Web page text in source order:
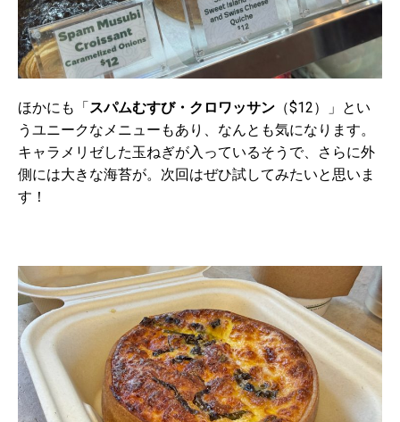
ほかにも「スパムむすび・クロワッサン （$12）」とい
うユニークなメニューもあり、なんとも気になります。
キャラメリゼした玉ねぎが入っているそうで、さらに外
側には大きな海苔が。次回はぜひ試してみたいと思いま
す！